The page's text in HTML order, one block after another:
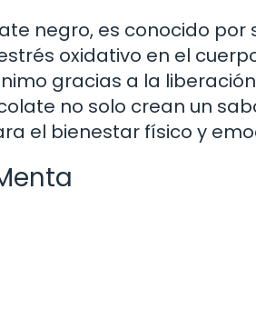
negro, es conocido por
oxidativo en el
gracias a la
no solo crean un
el bienestar físico y